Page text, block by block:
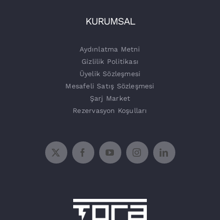
KURUMSAL
Aydınlatma Metni
Gizlilik Politikası
Üyelik Sözleşmesi
Mesafeli Satış Sözleşmesi
Şarj Market
Rezervasyon Koşulları